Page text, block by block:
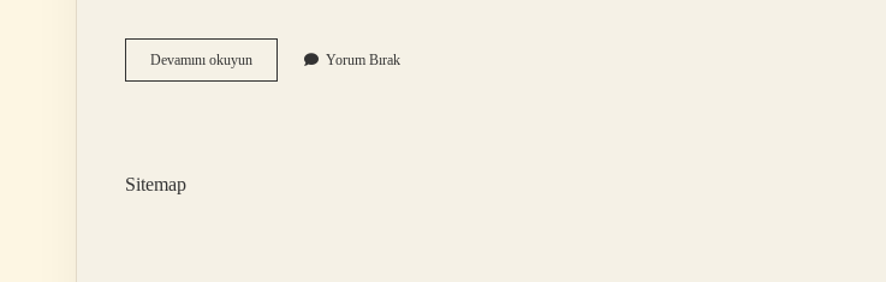
Devamını okuyunMiladi
Takvimi
Yorum Bırak
Sitemap